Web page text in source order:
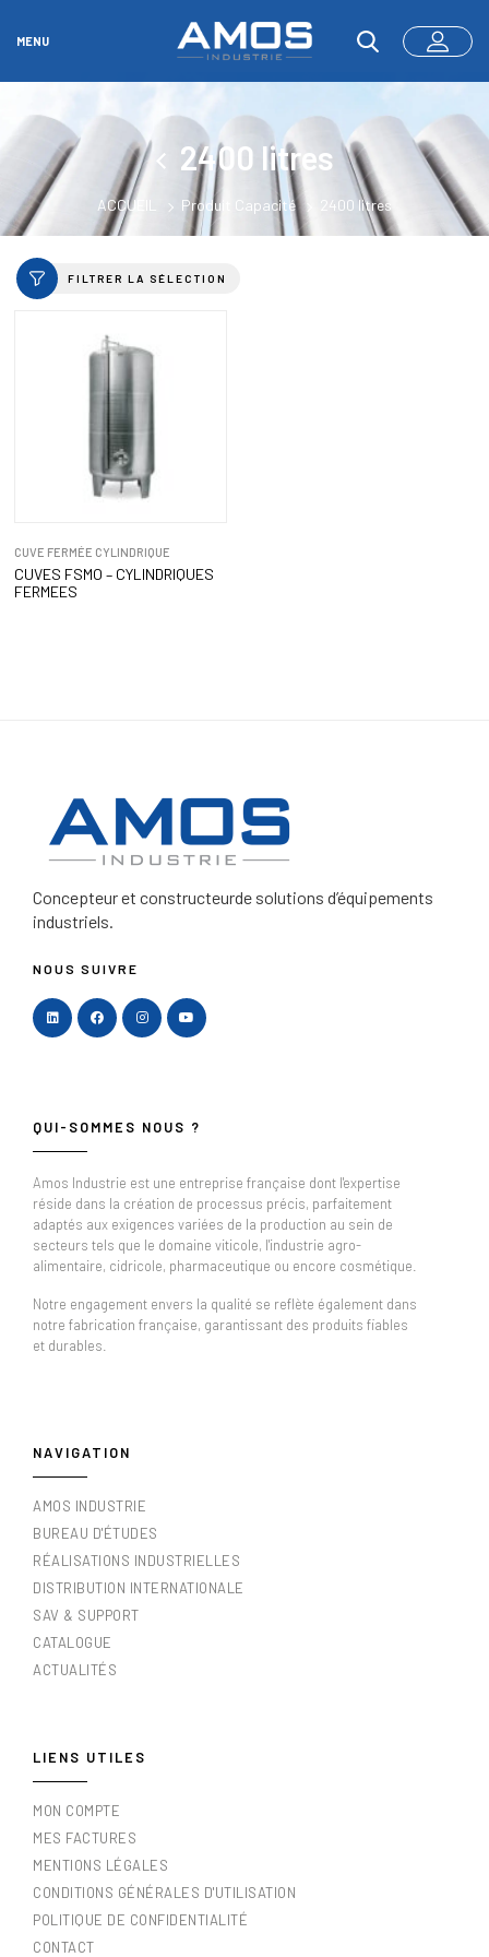
MENU
2400 litres
ACCUEIL Produit Capacité 2400 litres
FILTRER LA SÉLECTION
CUVE FERMÉE CYLINDRIQUE
CUVES FSMO – CYLINDRIQUES
FERMEES
Concepteur et constructeurde solutions d’équipements
industriels.
NOUS SUIVRE
QUI-SOMMES NOUS ?
Amos Industrie est une entreprise française dont l'expertise
réside dans la création de processus précis, parfaitement
adaptés aux exigences variées de la production au sein de
secteurs tels que le domaine viticole, l'industrie agro-
alimentaire, cidricole, pharmaceutique ou encore cosmétique.
Notre engagement envers la qualité se reflète également dans
notre fabrication française, garantissant des produits fiables
et durables.
NAVIGATION
AMOS INDUSTRIE
BUREAU D'ÉTUDES
RÉALISATIONS INDUSTRIELLES
DISTRIBUTION INTERNATIONALE
SAV & SUPPORT
CATALOGUE
ACTUALITÉS
LIENS UTILES
MON COMPTE
MES FACTURES
MENTIONS LÉGALES
CONDITIONS GÉNÉRALES D'UTILISATION
POLITIQUE DE CONFIDENTIALITÉ
CONTACT